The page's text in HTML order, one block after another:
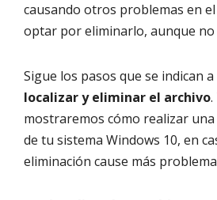
causando otros problemas en
optar por eliminarlo, aunque no
Sigue los pasos que se indican
localizar y eliminar el archivo
mostraremos cómo realizar
de tu sistema Windows 10, en
eliminación cause más